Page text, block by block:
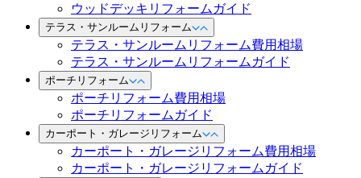
ウッドデッキリフォームガイド
テラス・サンルームリフォーム
テラス・サンルームリフォーム費用相場
テラス・サンルームリフォームガイド
ポーチリフォーム
ポーチリフォーム費用相場
ポーチリフォームガイド
カーポート・ガレージリフォーム
カーポート・ガレージリフォーム費用相場
カーポート・ガレージリフォームガイド